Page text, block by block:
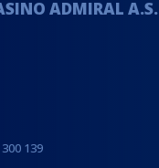
ADMIRAL A.S.
139